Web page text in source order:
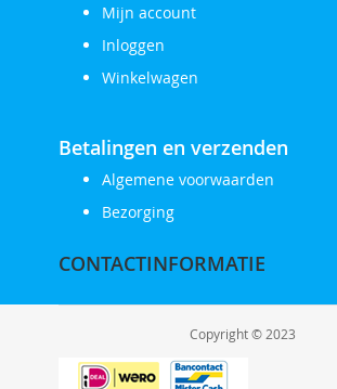
Mijn account
Inloggen
Winkelwagen
Betalingen en verzenden
Algemene voorwaarden
Bezorging
CONTACTINFORMATIE
Copyright © 2023